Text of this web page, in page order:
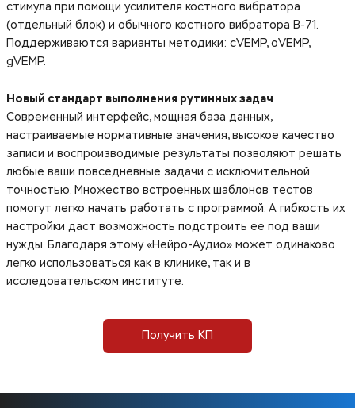
стимула при помощи усилителя костного вибратора
(отдельный блок) и обычного костного вибратора B-71.
Поддерживаются варианты методики: cVEMP, oVEMP,
gVEMP.
Новый стандарт выполнения рутинных задач
Современный интерфейс, мощная база данных,
настраиваемые нормативные значения, высокое качество
записи и воспроизводимые результаты позволяют решать
любые ваши повседневные задачи с исключительной
точностью. Множество встроенных шаблонов тестов
помогут легко начать работать с программой. А гибкость их
настройки даст возможность подстроить ее под ваши
нужды. Благодаря этому «Нейро-Аудио» может одинаково
легко использоваться как в клинике, так и в
исследовательском институте.
Получить КП